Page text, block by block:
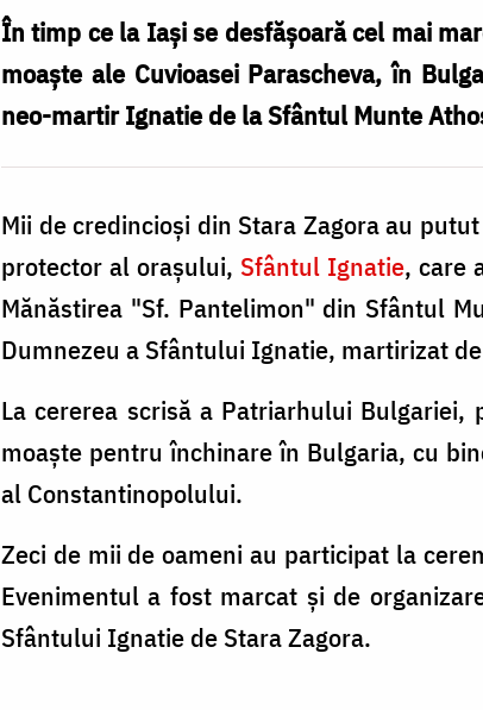
În timp ce la Iaşi se desfăşoară cel mai
moaşte ale Cuvioasei Parascheva, în
neo-martir Ignatie de la Sfântul Munte
Mii de credincioşi din Stara Zagora au
protector al oraşului, Sfântul Ignatie, care
Mănăstirea "Sf. Pantelimon" din Sfântul
Dumnezeu a Sfântului Ignatie, martirizat
La cererea scrisă a Patriarhului
moaşte pentru închinare în Bulgaria, cu
al Constantinopolului.
Zeci de mii de oameni au participat la
Evenimentul a fost marcat şi de
Sfântului Ignatie de Stara Zagora.